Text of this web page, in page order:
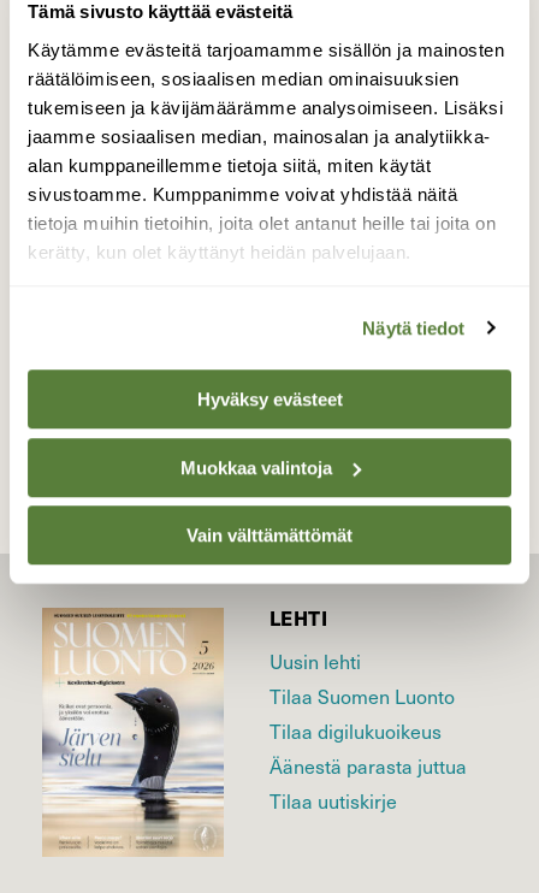
Tämä sivusto käyttää evästeitä
Käytämme evästeitä tarjoamamme sisällön ja mainosten
räätälöimiseen, sosiaalisen median ominaisuuksien
tukemiseen ja kävijämäärämme analysoimiseen. Lisäksi
jaamme sosiaalisen median, mainosalan ja analytiikka-
alan kumppaneillemme tietoja siitä, miten käytät
sivustoamme. Kumppanimme voivat yhdistää näitä
tietoja muihin tietoihin, joita olet antanut heille tai joita on
kerätty, kun olet käyttänyt heidän palvelujaan.
Näytä tiedot
Hyväksy evästeet
Muokkaa valintoja
Vain välttämättömät
Poikaset jo isoja
laulujoutsenen poikaset ovat jo vanhempien
kokoisia,lentokyky ei ole vielä kuitenkaan niin
hyvä!
TAKAISIN LISTAAN
LEHTI
Uusin lehti
Tilaa Suomen Luonto
Tilaa digilukuoikeus
Äänestä parasta juttua
Tilaa uutiskirje